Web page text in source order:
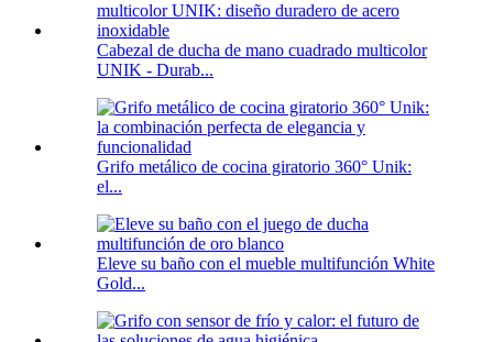
Cabezal de ducha de mano cuadrado multicolor
UNIK - Durab...
Grifo metálico de cocina giratorio 360° Unik:
el...
Eleve su baño con el mueble multifunción White
Gold...